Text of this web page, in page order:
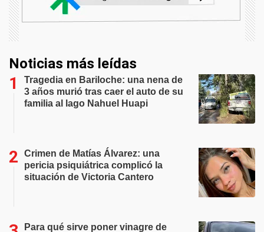
Noticias más leídas
Tragedia en Bariloche: una nena de
3 años murió tras caer el auto de su
familia al lago Nahuel Huapi
Crimen de Matías Álvarez: una
pericia psiquiátrica complicó la
situación de Victoria Cantero
Para qué sirve poner vinagre de